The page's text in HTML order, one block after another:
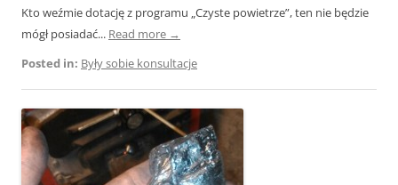
Kto weźmie dotację z programu „Czyste powietrze”, ten nie będzie
mógł posiadać... Read more →
Posted in: Były sobie konsultacje